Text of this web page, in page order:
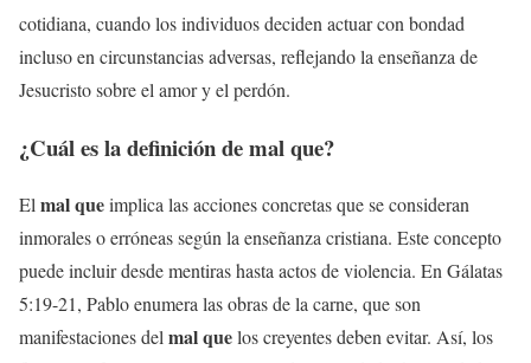
cotidiana, cuando los individuos deciden actuar con bondad
incluso en circunstancias adversas, reflejando la enseñanza de
Jesucristo sobre el amor y el perdón.
¿Cuál es la definición demal que?
Elmal queimplica las acciones concretas que se consideran
inmorales o erróneas según la enseñanza cristiana. Este concepto
puede incluir desde mentiras hasta actos de violencia. En Gálatas
5:19-21, Pablo enumera las obras de la carne, que son
manifestaciones delmal quelos creyentes deben evitar. Así, los